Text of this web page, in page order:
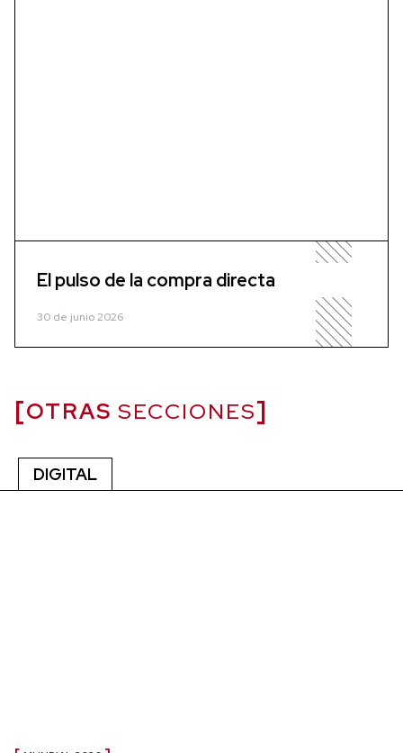
El pulso de la compra directa
30 de junio 2026
OTRAS SECCIONES
DIGITAL